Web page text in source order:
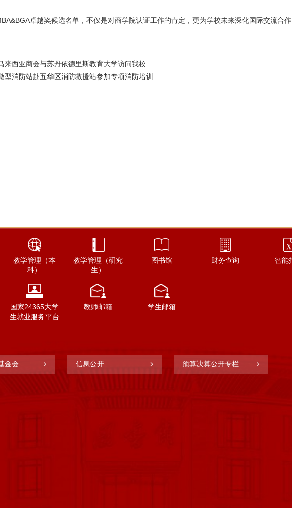
卓越奖候选名单，不仅是对商学院认证工作的肯定，更为学校未来深化国际交流合
来西亚商会与苏丹依德里斯教育大学访问我校
型消防站赴五华区消防救援站参加专项消防培训
教学管理（本
科）
教学管理（研究
生）
图书馆 财务查询 智能
国家24365大学
生就业服务平台
教师邮箱 学生邮箱
金会 信息公开 预算决算公开专栏